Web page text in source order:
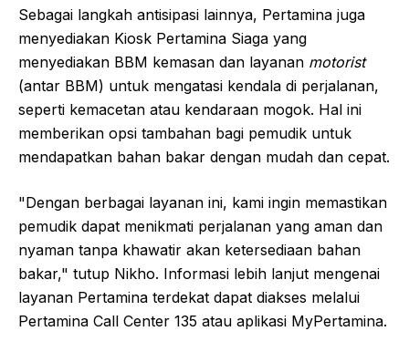
Sebagai langkah antisipasi lainnya, Pertamina juga
menyediakan Kiosk Pertamina Siaga yang
menyediakan BBM kemasan dan layanan motorist
(antar BBM) untuk mengatasi kendala di perjalanan,
seperti kemacetan atau kendaraan mogok. Hal ini
memberikan opsi tambahan bagi pemudik untuk
mendapatkan bahan bakar dengan mudah dan cepat.
"Dengan berbagai layanan ini, kami ingin memastikan
pemudik dapat menikmati perjalanan yang aman dan
nyaman tanpa khawatir akan ketersediaan bahan
bakar," tutup Nikho. Informasi lebih lanjut mengenai
layanan Pertamina terdekat dapat diakses melalui
Pertamina Call Center 135 atau aplikasi MyPertamina.